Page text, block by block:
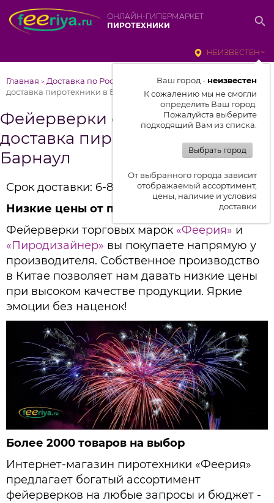
ОНЛАЙН-ГИПЕРМАРКЕТ
ПИРОТЕХНИКИ
НЕИЗВЕСТЕН
Ваш город - неизвестен
К сожалению мы не смогли
определить Ваш город.
Пожалуйста выберите
подходящий Вам из списка.
Выбрать город
От выбранного города зависит
отображаемый ассортимент,
цены, наличие и условия
доставки
Главная > Доставка по России
Фейерверки от Феерии –
доставка пиротехники в Барнаул
Фейерверки от Феерии –
доставка пиротехники в
Барнаул
Срок доставки: 6-8 дней
Низкие цены от производителя
Фейерверки торговых марок «Феерия» и
«Пиродизайнер» вы покупаете напрямую у
производителя. Собственное производство
в Китае позволяет нам давать низкие цены
при высоком качестве продукции. Яркие
эмоции без наценок!
Более 2000 товаров на выбор
Интернет-магазин пиротехники «Феерия»
предлагает богатый ассортимент
фейерверков на любые запросы и бюджет -